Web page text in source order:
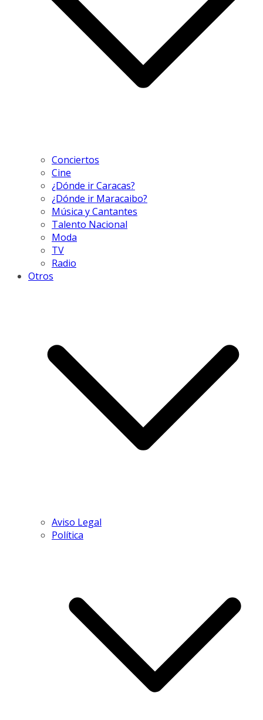
Conciertos
Cine
¿Dónde ir Caracas?
¿Dónde ir Maracaibo?
Música y Cantantes
Talento Nacional
Moda
TV
Radio
Otros
Aviso Legal
Política